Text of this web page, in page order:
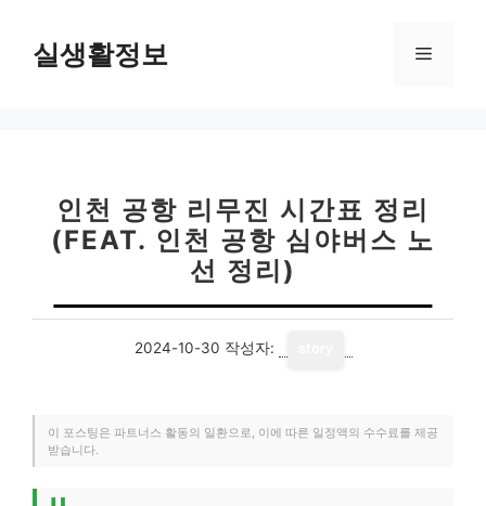
실생활정보 메
인천 공항 리무진 시간표 정리
(FEAT. 인천 공항 심야버스 노
선 정리)
2024-10-30 작성자:
이 포스팅은 파트너스 활동의 일환으로, 이에 따른 일정액의 수수료를 제공
받습니다.